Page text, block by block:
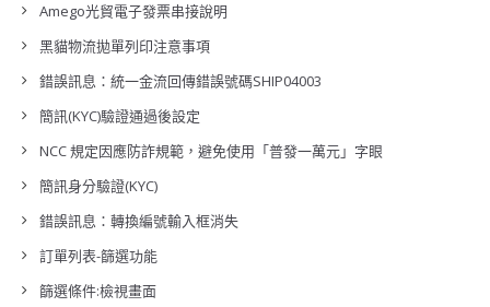
Amego光貿電子發票串接說明
黑貓物流拋單列印注意事項
錯誤訊息：統一金流回傳錯誤號碼SHIP04003
簡訊(KYC)驗證通過後設定
NCC 規定因應防詐規範，避免使用「普發一萬元」字眼
簡訊身分驗證(KYC)
錯誤訊息：轉換編號輸入框消失
訂單列表-篩選功能
篩選條件:檢視畫面